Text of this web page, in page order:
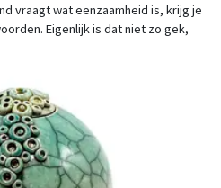
vraagt wat eenzaamheid is, krijg je
Eigenlijk is dat niet zo gek,